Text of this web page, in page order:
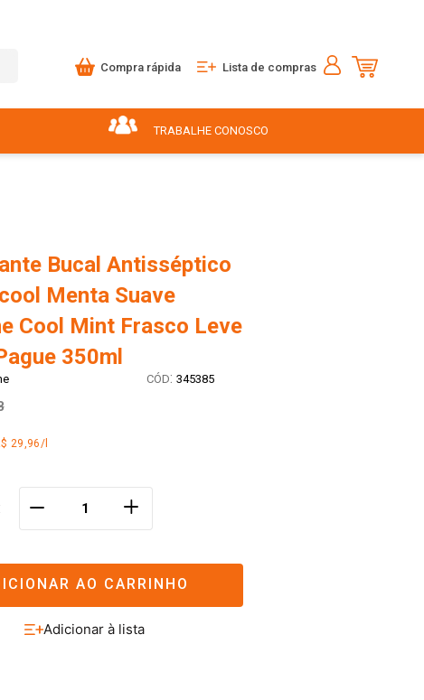
Compra rápida Lista de compras
TRABALHE CONOSCO
Bucal Antisséptico
Menta Suave
Cool Mint Frasco Leve
350ml
: 345385
29,96/l
＋
AO CARRINHO